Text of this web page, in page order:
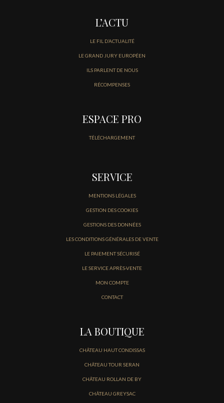
L’ACTU
LE FIL D’ACTUALITÉ
LE GRAND JURY EUROPÉEN
ILS PARLENT DE NOUS
RÉCOMPENSES
ESPACE PRO
TÉLÉCHARGEMENT
SERVICE
MENTIONS LÉGALES
GESTION DES COOKIES
GESTIONS DES DONNÉES
LES CONDITIONS GÉNÉRALES DE VENTE
LE PAIEMENT SÉCURISÉ
LE SERVICE APRÈS-VENTE
MON COMPTE
CONTACT
LA BOUTIQUE
CHÂTEAU HAUT CONDISSAS
CHÂTEAU TOUR SERAN
CHÂTEAU ROLLAN DE BY
CHÂTEAU GREYSAC